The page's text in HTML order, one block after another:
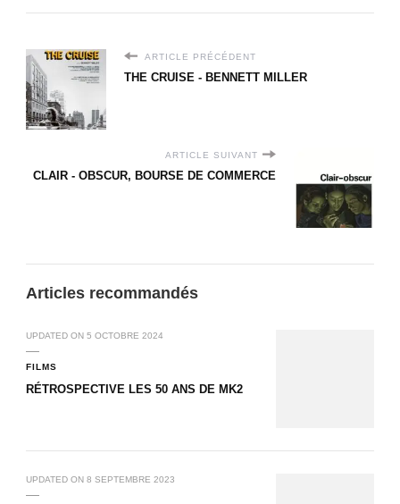
ARTICLE PRÉCÉDENT
THE CRUISE - BENNETT MILLER
ARTICLE SUIVANT
CLAIR - OBSCUR, BOURSE DE COMMERCE
Articles recommandés
UPDATED ON 5 OCTOBRE 2024
FILMS
RÉTROSPECTIVE LES 50 ANS DE MK2
UPDATED ON 8 SEPTEMBRE 2023